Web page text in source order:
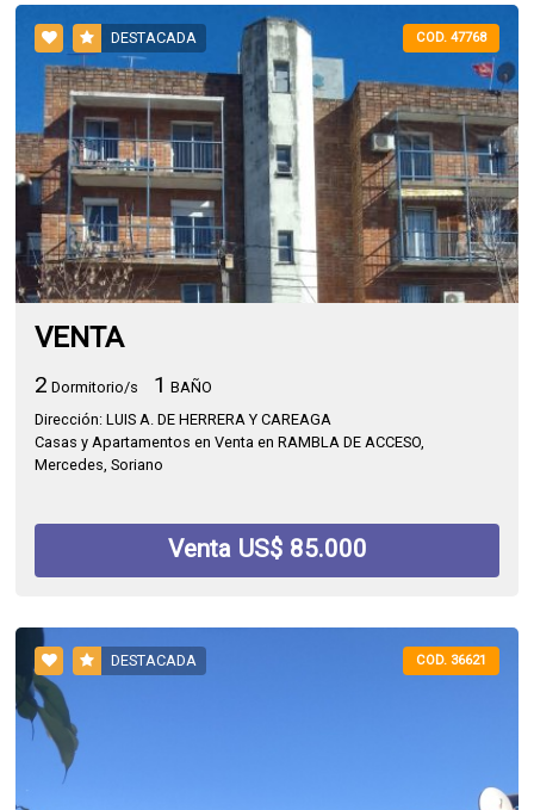
DESTACADA COD. 47768
VENTA
2 Dormitorio/s 1 BAÑO
Dirección: LUIS A. DE HERRERA Y CAREAGA
Casas y Apartamentos en Venta en RAMBLA DE ACCESO,
Mercedes, Soriano
Venta US$ 85.000
DESTACADA COD. 36621